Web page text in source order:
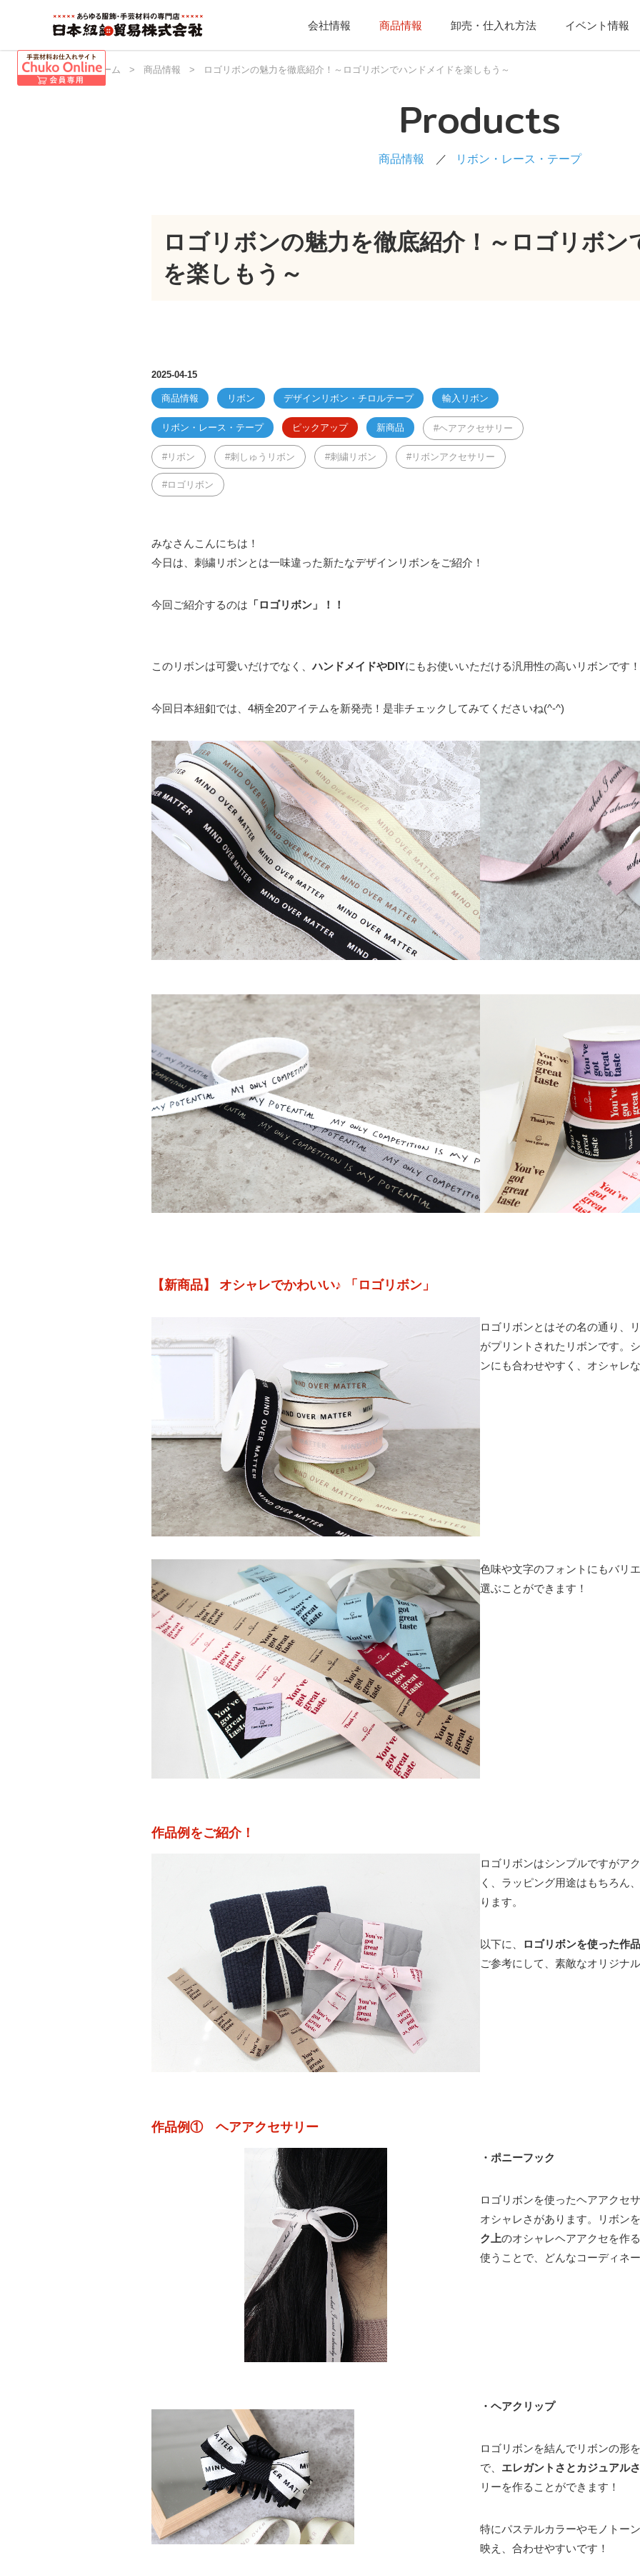
会社情報 商品情報 卸売・仕入れ方法 イベント情報
日本紐釦 ホーム > 商品情報 > ロゴリボンの魅力を徹底紹介！～ロゴリボンでハンドメイドを楽しもう～
Products
商品情報 リボン・レース・テープ
ロゴリボンの魅力を徹底紹介！～ロゴリボン
を楽しもう～
2025-04-15
商品情報 リボン デザインリボン・チロルテープ 輸入リボン
リボン・レース・テープ ピックアップ 新商品 ヘアアクセサリー
リボン 刺しゅうリボン 刺繍リボン リボンアクセサリー
ロゴリボン
みなさんこんにちは！
今日は、刺繍リボンとは一味違った新たなデザインリボンをご紹介！
今回ご紹介するのは 「ロゴリボン」！！
このリボンは可愛いだけでなく、ハンドメイドやDIYにもお使いいただける汎用性の高いリボンです！
今回日本紐釦では、4柄全20アイテムを新発売！是非チェックしてみてくださいね(^-^)
【新商品】 オシャレでかわいい♪ 「ロゴリボン」
ロゴリボンとはその名の通り、
がプリントされたリボンです。
ンにも合わせやすく、オシャレ
色味や文字のフォントにもバリ
選ぶことができます！
作品例をご紹介！
ロゴリボンはシンプルですがア
く、ラッピング用途はもちろん
ります。
以下に、
ロゴリボンを使った作
ご参考にして、素敵なオリジナ
作品例① ヘアアクセサリー
・ポニーフック
ロゴリボンを使ったヘアアクセ
オシャレさがあります。リボン
ク上のオシャレヘアアクセを作
使うことで、どんなコーディネ
・ヘアクリップ
ロゴリボンを結んでリボンの形
で、 エレガントさとカジュアルさ
リーを作ることができます！
特にパステルカラーやモノトー
映え、合わせやすいです！